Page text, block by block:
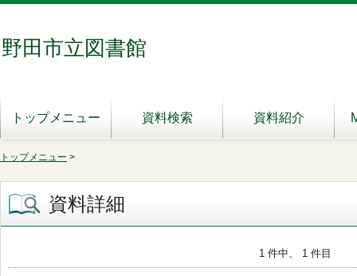
野田市立図書館
トップメニュー 資料検索 資料紹介
トップメニュー >
資料詳細
1 件中、 1 件目